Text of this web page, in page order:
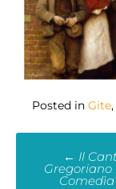
Posted in Gite,
← Il
Gregoriano
Comedìa